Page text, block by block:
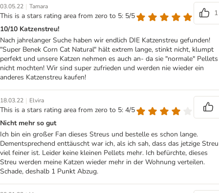
03.05.22 | Tamara
This is a stars rating area from zero to 5: 5/5
1
10/10 Katzenstreu!
Nach jahrelanger Suche haben wir endlich DIE Katzenstreu gefunden!
"Super Benek Corn Cat Natural" hält extrem lange, stinkt nicht, klumpt
perfekt und unsere Katzen nehmen es auch an- da sie "normale" Pellets
nicht mochten! Wir sind super zufrieden und werden nie wieder ein
anderes Katzenstreu kaufen!
18.03.22 | Elvira
This is a stars rating area from zero to 5: 4/5
Nicht mehr so gut
Ich bin ein großer Fan dieses Streus und bestelle es schon lange.
Dementsprechend enttäuscht war ich, als ich sah, dass das jetzige Streu
viel feiner ist. Leider keine kleinen Pellets mehr. Ich befürchte, dieses
Streu werden meine Katzen wieder mehr in der Wohnung verteilen.
Schade, deshalb 1 Punkt Abzug.